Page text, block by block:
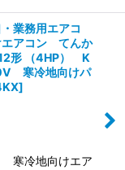
業務用エアコ
アコン てんか
形 （4HP） K
寒冷地向けパ
]
寒冷地向けエア